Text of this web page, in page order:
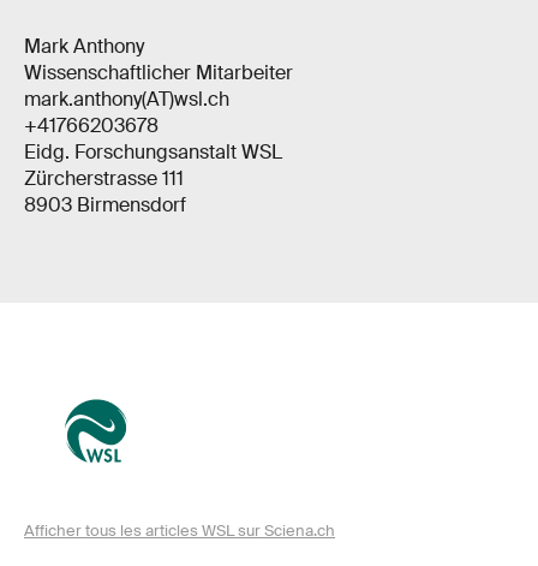
Mark Anthony
Wissenschaftlicher Mitarbeiter
mark.anthony(AT)wsl.ch
+41766203678
Eidg. Forschungsanstalt WSL
Zürcherstrasse 111
8903 Birmensdorf
Afficher tous les articles WSL sur Sciena.ch